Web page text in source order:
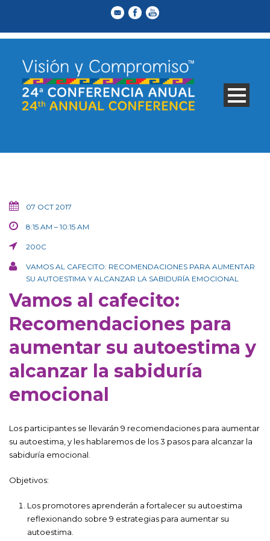
07 OCT 2017
8:15 AM – 10:15 AM
200C
VAMOS AL CAFECITO: RECOMENDACIONES PARA AUMENTAR
SU AUTOESTIMA Y ALCANZAR LA SABIDURÍA EMOCIONAL
Vamos al cafecito:
Recomendaciones para
aumentar su autoestima y
alcanzar la sabiduría
emocional
Los participantes se llevarán 9 recomendaciones para aumentar
su autoestima, y les hablaremos de los 3 pasos para alcanzar la
sabiduría emocional.
Objetivos:
Los promotores aprenderán a fortalecer su autoestima
reflexionando sobre 9 estrategias para aumentar su
autoestima.